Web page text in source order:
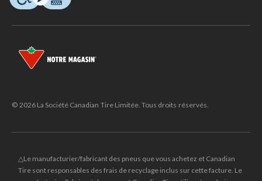
© 2026 La Société Canadian Tire Limitée. Tous droits réservés.
△Le manufacturier/fabricant des pneus que vous achetez et Canadian
Tire sont responsables des frais de recyclage inclus sur cette facture. Le